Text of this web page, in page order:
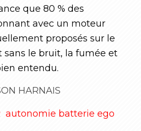
que 80 % des
avec un moteur
proposés sur le
sans le bruit, la fumée et
entendu.
HARNAIS
autonomie batterie ego